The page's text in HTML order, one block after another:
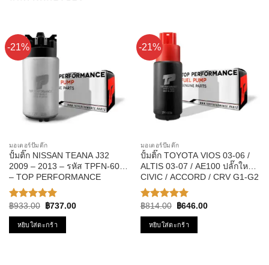
-21%
มอเตอร์ปั๊มติ๊ก
ปั้มติ๊ก NISSAN TEANA J32
2009 – 2013 – รหัส TPFN-601
– TOP PERFORMANCE
JAPAN
ให้คะแนน
5.00ตั้งแต่
1-5
คะแนน
฿933.00
Original
was:
฿933.00.
฿737.00Current
หยิบใส่ตะกร้า
-21%
มอเตอร์ปั๊มติ๊ก
ปั้มติ๊ก TOYOTA VIOS 03-06 /
ALTIS 03-07 / AE100 ปลั๊กใหญ่ /
CIVIC / ACCORD / CRV G1-G2
รหัส TPFT-004 – TOP
PERFPRMANCE JAPAN
ให้คะแนน
5.00ตั้งแต่
1-5
คะแนน
฿814.00
Original
was:
฿814.00.
฿646.00Current
หยิบใส่ตะกร้า